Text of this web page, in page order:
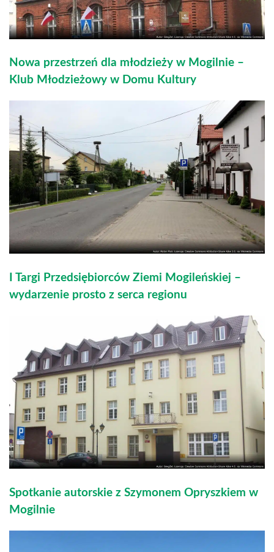
Nowa przestrzeń dla młodzieży w Mogilnie –
Klub Młodzieżowy w Domu Kultury
I Targi Przedsiębiorców Ziemi Mogileńskiej –
wydarzenie prosto z serca regionu
Spotkanie autorskie z Szymonem Opryszkiem w
Mogilnie